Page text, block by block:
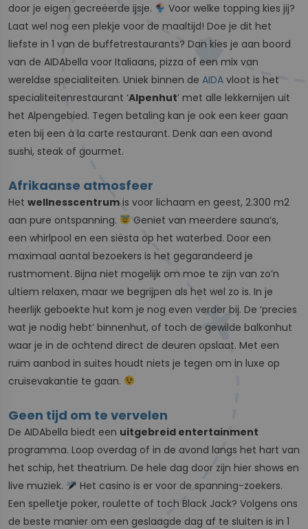
door je eigen gecreëerde ijsje.
Voor welke topping kies jij?
Laat wel nog een plekje voor de maaltijd! Doe je dit het
liefste in 1 van de buffetrestaurants? Dan kies je aan boord
van de AIDAbella voor Italiaans, pizza of een mix van
wereldse specialiteiten. Uniek binnen de AIDA vloot is het
specialiteitenrestaurant ‘Alpenhut’ met alle lekkernijen uit
het Alpengebied. Tegen betaling kan je ook een keer gaan
eten bij een à la carte restaurant. Denk aan een avond
sushi, steak of gourmet.
Afrikaanse atmosfeer
Het wellnesscentrum is voor lichaam en geest, 2.300 m2
aan pure ontspanning.
Geniet van meerdere sauna’s,
een whirlpool en een siësta op het waterbed. Door een
maximaal aantal bezoekers is het gegarandeerd je
rustmoment. Bijna niet mogelijk om moe te zijn van zo’n
ultiem relaxen, maar we begrijpen als het wel zo is. In je
heerlijk geboekte hut kom je nog even verder bij. De ‘precies
wat je nodig hebt’ binnenhut, of toch de gewilde balkonhut
waar je in de ochtend direct de deuren opslaat. Met een
ruim aanbod in suites houdt niets je tegen om in luxe op
cruisevakantie te gaan.
Geen tijd om te vervelen
De AIDAbella biedt een uitgebreid entertainment
programma. Loop overdag of in de avond langs het hart van
het schip, het theatrium. De hele dag door zijn hier shows en
live muziek.
Het casino is er voor de spanning-zoekers.
Een spelletje poker, roulette of toch Black Jack? Volgens ons
de beste manier om een geslaagde dag af te sluiten is in 1